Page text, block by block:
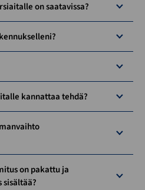
on saatavissa?
kannattaa tehdä?
on pakattu ja